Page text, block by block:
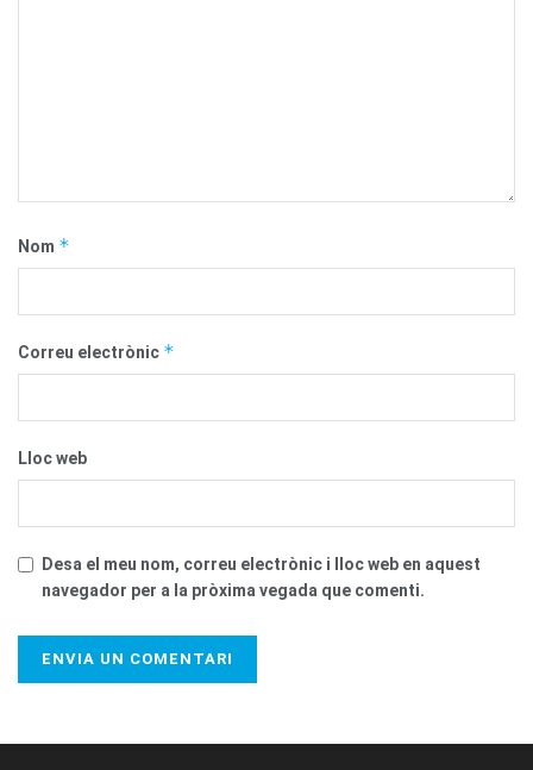
Nom *
Correu electrònic *
Lloc web
Desa el meu nom, correu electrònic i lloc web en aquest
navegador per a la pròxima vegada que comenti.